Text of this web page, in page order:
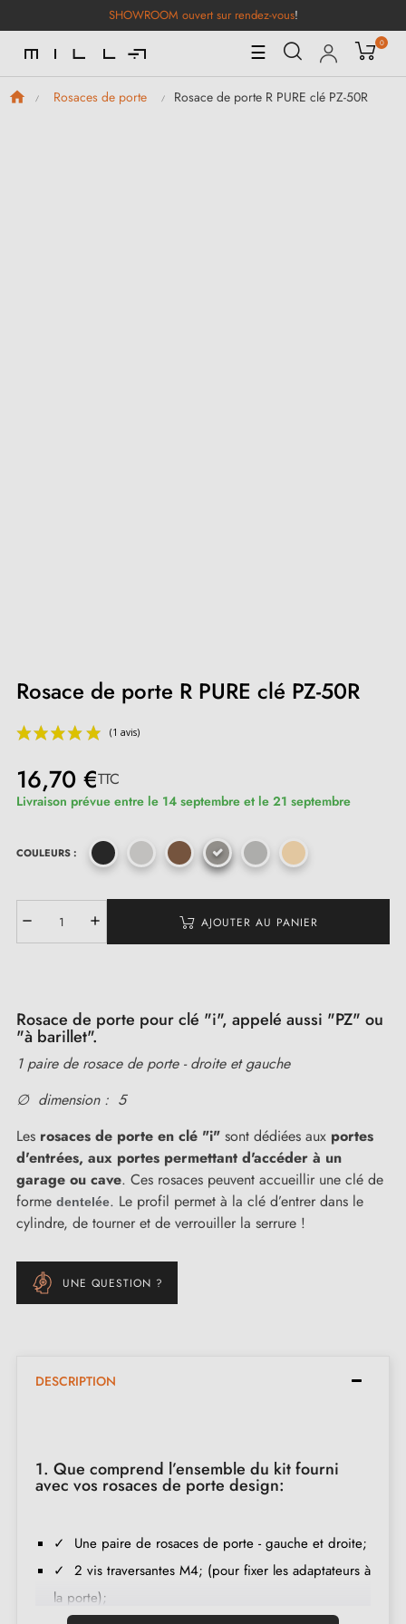
SHOWROOM ouvert sur rendez-vous!
Basculer
la
navigation
☰ 0
Rosaces de porte Rosace de porte R PURE clé PZ-50R
Rosace de porte R PURE clé PZ-50R
(1 avis)
16,70 €TTC
Livraison prévue entre le 14 septembre et le 21 septembre
COULEURS :
AJOUTER AU PANIER
Rosace de porte pour clé "i", appelé aussi "PZ" ou
"à barillet".
1 paire de rosace de porte - droite et gauche
∅ dimension : 5
Les rosaces de porte en clé "i" sont dédiées aux portes
d'entrées, aux portes permettant d'accéder à un
garage ou cave. Ces rosaces peuvent accueillir une clé de
forme dentelée. Le profil permet à la clé d’entrer dans le
cylindre, de tourner et de verrouiller la serrure !
UNE QUESTION ?
DESCRIPTION
1. Que comprend l’ensemble du kit fourni
avec vos rosaces de porte design:
✓ Une paire de rosaces de porte - gauche et droite;
✓ 2 vis traversantes M4; (pour fixer les adaptateurs à
la porte);